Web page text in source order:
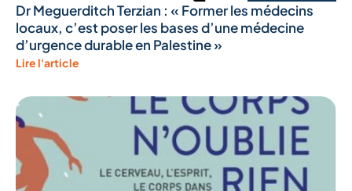
Dr Meguerditch Terzian : « Former les médecins
locaux, c’est poser les bases d’une médecine
d’urgence durable en Palestine »
Lire l'article